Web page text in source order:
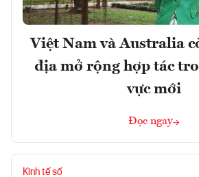
Việt Nam và Australia
địa mở rộng hợp tác
vực mới
Đọc ngay
Kinh tế số